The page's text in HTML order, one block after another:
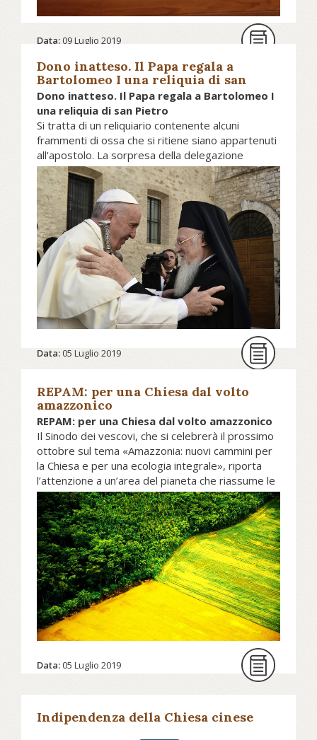
Data:09 Luglio 2019
Dono inatteso. Il Papa regala a
Bartolomeo I una reliquia di san
Pietro
Dono inatteso. Il Papa regala a Bartolomeo I
una reliquia di san Pietro
Si tratta di un reliquiario contenente alcuni
frammenti di ossa che si ritiene siano appartenuti
all'apostolo. La sorpresa della delegazione
ortodossa a Roma. La commozione del patriarca
ecumenico.
Leggi i particolari della notizia su
avvenire.it...
Data:05 Luglio 2019
REPAM: per una Chiesa dal volto
amazzonico
REPAM: per una Chiesa dal volto amazzonico
Il Sinodo dei vescovi, che si celebrerà il prossimo
ottobre sul tema «Amazzonia: nuovi cammini per
la Chiesa e per una ecologia integrale», riporta
l’attenzione a un’area del pianeta che riassume le
problematiche ecologiche note al grande pubblico:
il valore della biodiversità, i diritti dei popoli
indigeni, gli effetti dei meccanismi economici
globali e il ruolo degli attori internazionali.
Prosegui la lettura su aggiornamentisociali.it
Data:05 Luglio 2019
Indipendenza della Chiesa cinese